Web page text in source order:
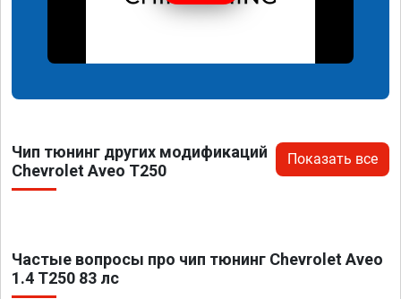
Чип тюнинг других модификаций
Chevrolet Aveo T250
Показать все
Частые вопросы про чип тюнинг Chevrolet Aveo
1.4 T250 83 лс